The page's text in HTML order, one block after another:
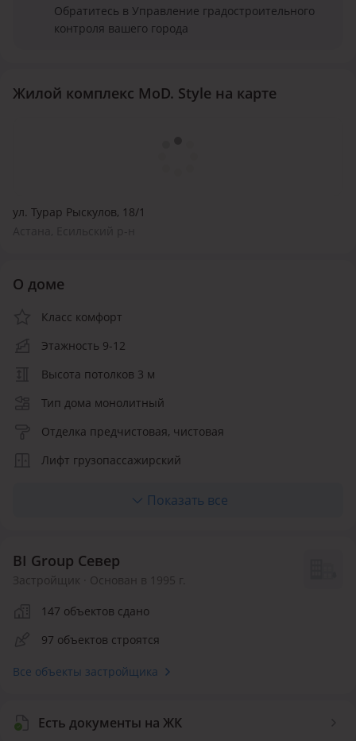
Обратитесь в Управление градостроительного
контроля вашего города
Жилой комплекс MoD. Style на карте
​ул. Турар Рыскулов, 18/1
О доме
Класс комфорт
Этажность 9-12
Высота потолков 3 м
Тип дома монолитный
Отделка предчистовая, чистовая
Лифт грузопассажирский
Квартир в продаже 366
Инфраструктура внутри ЖК
Детская площадка
Безопасность
Показать все
BI Group Север
Застройщик · Основан в 1995 г.
147 объектов сдано
97 объектов строятся
Все объекты застройщика
Есть документы на ЖК